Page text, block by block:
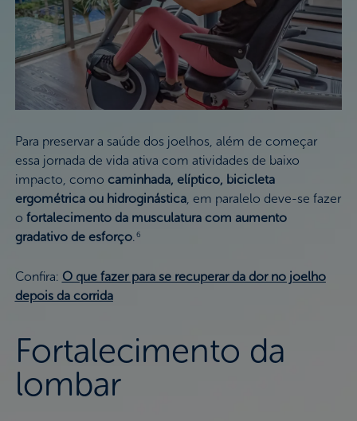
Para preservar a saúde dos joelhos, além de começar
essa jornada de vida ativa com atividades de baixo
impacto, como caminhada, elíptico, bicicleta
ergométrica ou hidroginástica, em paralelo deve-se fazer
o fortalecimento da musculatura com aumento
gradativo de esforço.6
Confira: O que fazer para se recuperar da dor no joelho
depois da corrida
Fortalecimento da
lombar